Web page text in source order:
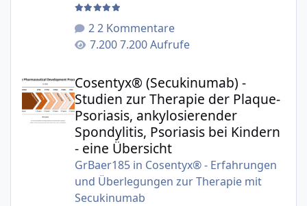
2 Kommentare
7.200 Aufrufe
Cosentyx® (Secukinumab) -
Studien zur Therapie der Plaque-
Psoriasis, ankylosierender
Spondylitis, Psoriasis bei Kindern
- eine Übersicht
GrBaer185in Cosentyx® - Erfahrungen
und Überlegungen zur Therapie mit
Secukinumab